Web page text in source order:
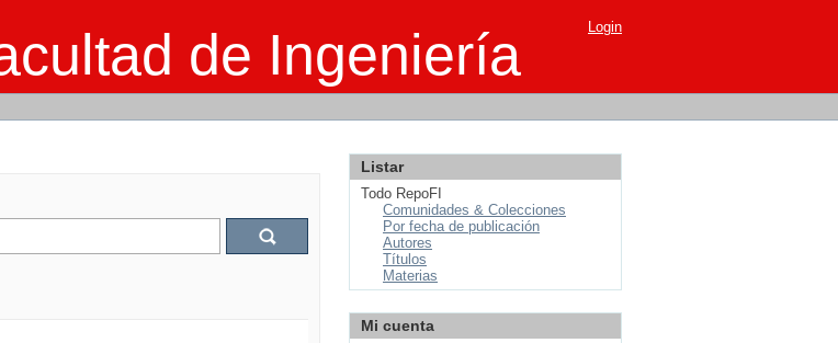
de Ingeniería Login
Listar
Todo RepoFI
Comunidades & Colecciones
Por fecha de publicación
Autores
Títulos
Materias
Mi cuenta